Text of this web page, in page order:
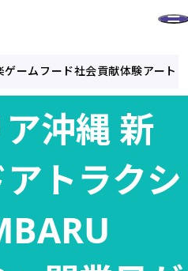
ゲーム フード社会貢献体験アート
沖縄 新
トラクシ